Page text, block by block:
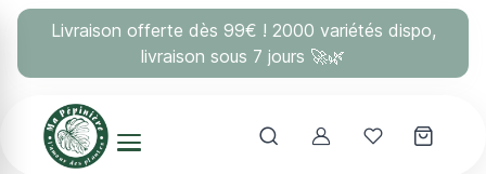
Livraison offerte dès 99€ ! 2000 variétés dispo,
livraison sous 7 jours 🚀🌿
AccountMes coups
Panneau de gestion des cookies